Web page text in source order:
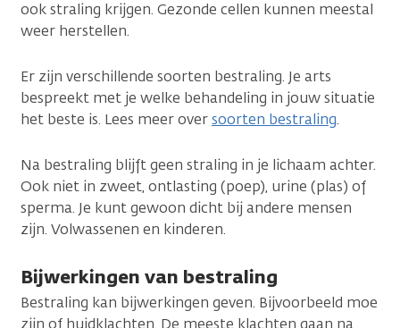
ook straling krijgen. Gezonde cellen kunnen meestal
weer herstellen.
Er zijn verschillende soorten bestraling. Je arts
bespreekt met je welke behandeling in jouw situatie
het beste is. Lees meer oversoorten bestraling.
Na bestraling blijft geen straling in je lichaam achter.
Ook niet in zweet, ontlasting (poep), urine (plas) of
sperma. Je kunt gewoon dicht bij andere mensen
zijn. Volwassenen en kinderen.
Bijwerkingen van bestraling
Bestraling kan bijwerkingen geven. Bijvoorbeeld moe
zijn of huidklachten. De meeste klachten gaan na